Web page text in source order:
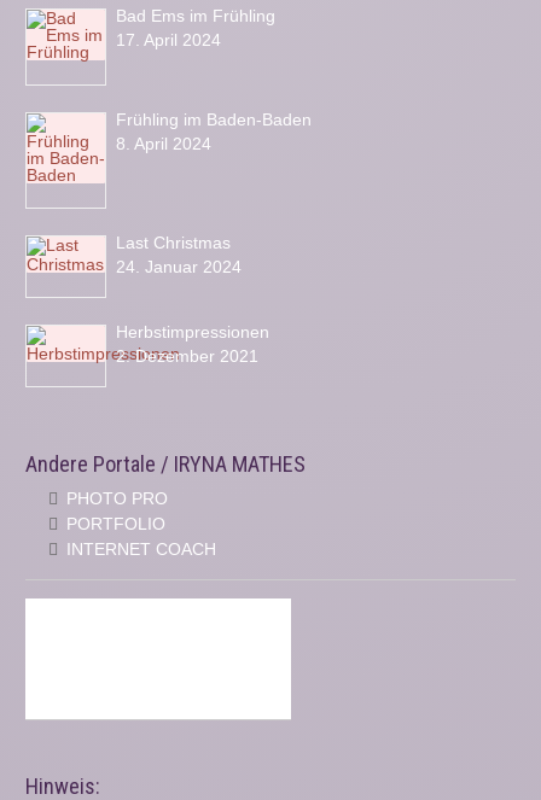
Bad Ems im Frühling
17. April 2024
Frühling im Baden-Baden
8. April 2024
Last Christmas
24. Januar 2024
Herbstimpressionen
2. Dezember 2021
Andere Portale / IRYNA MATHES
PHOTO PRO
PORTFOLIO
INTERNET COACH
Hinweis: